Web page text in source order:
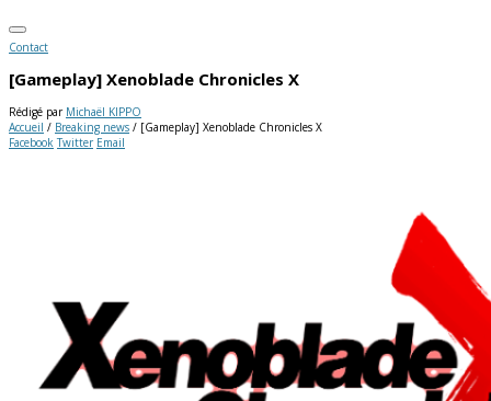
Contact
[Gameplay] Xenoblade Chronicles X
Rédigé par Michaël KIPPO
Accueil / Breaking news / [Gameplay] Xenoblade Chronicles X
Facebook Twitter Email